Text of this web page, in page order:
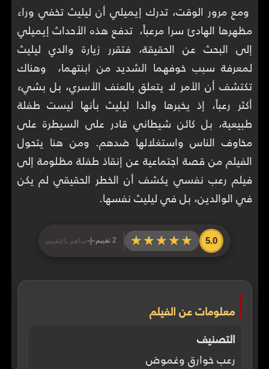
ومع مرور الوقت، تدرك إيميلي أن ليليث تخفي وراء
مظهرها الهادئ سرا مرعباً، تدفع هذه الأحداث إيميلي
إلى البحث عن الحقيقة، فتقرر زيارة والدي ليليث
لمعرفة سبب خوفهما الشديد من ابنتهما، وهناك
تكتشف أن الأمر لا يتعلق بالعنف الأسري، بل بشيء
أكثر رعباً، إذ يخبرها والدا ليليث بأنها ليست طفلة
طبيعية، بل كائن شيطاني قادر على السيطرة على
مخاوف الناس واستغلالها ضدهم. ومن هنا يتحول
الفيلم من قصة اجتماعية عن إنقاذ طفلة مظلومة إلى
فيلم رعب نفسي يكشف أن الخطر الحقيقي لم يكن
في الوالدين، بل في ليليث نفسها.
5.0
★★★★★
★★★★★ 2 تقييم +ساهم بالتقييم
معلومات عن الفيلم
التصنيف
رعب خوارق وغموض